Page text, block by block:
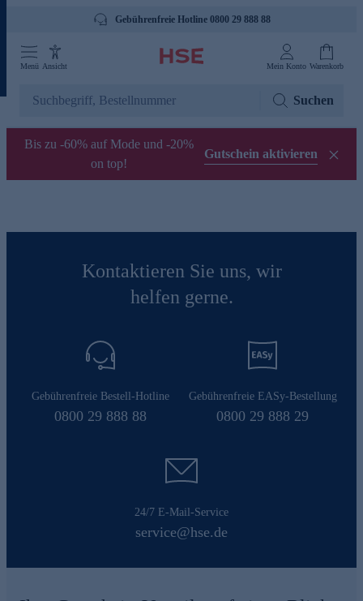
Gebührenfreie Hotline 0800 29 888 88
Menü Ansicht Mein Konto Warenkorb
Suchen
Bis zu -60% auf Mode und -20%
on top!
Gutschein aktivieren
Kontaktieren Sie uns, wir
helfen gerne.
Gebührenfreie Bestell-Hotline
0800 29 888 88
Gebührenfreie EASy-Bestellung
0800 29 888 29
24/7 E-Mail-Service
service@hse.de